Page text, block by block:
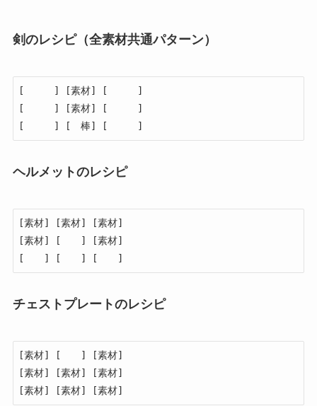
剣のレシピ（全素材共通パターン）
[　　　] [素材] [　　　]
[　　　] [素材] [　　　]
[　　　] [　棒] [　　　]
ヘルメットのレシピ
[素材] [素材] [素材]
[素材] [　　] [素材]
[　　] [　　] [　　]
チェストプレートのレシピ
[素材] [　　] [素材]
[素材] [素材] [素材]
[素材] [素材] [素材]